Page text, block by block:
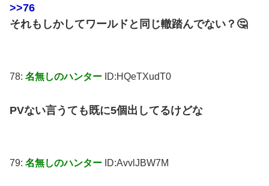
>>76
それもしかしてワールドと同じ轍踏んでない？🤔
78: 名無しのハンター ID:HQeTXudT0
PVない言うても既に5個出してるけどな
79: 名無しのハンター ID:AvvlJBW7M